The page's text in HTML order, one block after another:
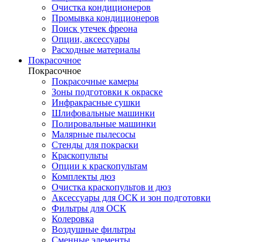
Очистка кондиционеров
Промывка кондиционеров
Поиск утечек фреона
Опции, аксессуары
Расходные материалы
Покрасочное
Покрасочное
Покрасочные камеры
Зоны подготовки к окраске
Инфракрасные сушки
Шлифовальные машинки
Полировальные машинки
Малярные пылесосы
Стенды для покраски
Краскопульты
Опции к краскопультам
Комплекты дюз
Очистка краскопультов и дюз
Аксессуары для ОСК и зон подготовки
Фильтры для ОСК
Колеровка
Воздушные фильтры
Сменные элементы